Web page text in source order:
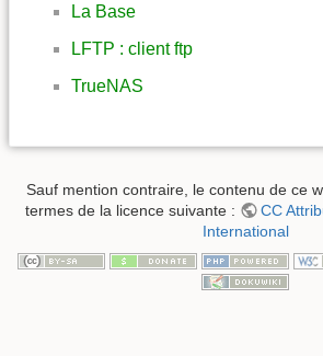
La Base
LFTP : client ftp
TrueNAS
Sauf mention contraire, le contenu de ce
termes de la licence suivante :
CC
International